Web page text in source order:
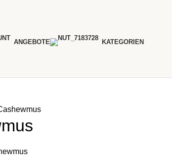
ANGEBOTE KATEGORIEN